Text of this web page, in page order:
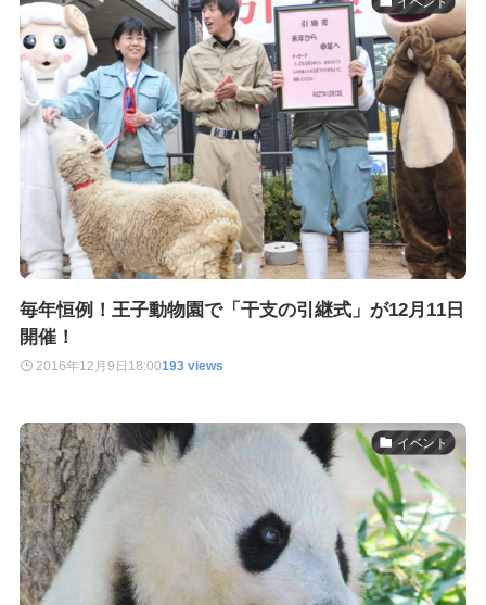
毎年恒例！王子動物園で「干支の引継式」が12月11日
開催！
2016年12月9日 18:00193 views
イベント